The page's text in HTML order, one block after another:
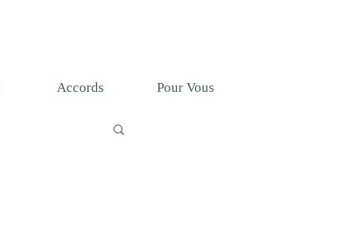
Accords Pour Vous